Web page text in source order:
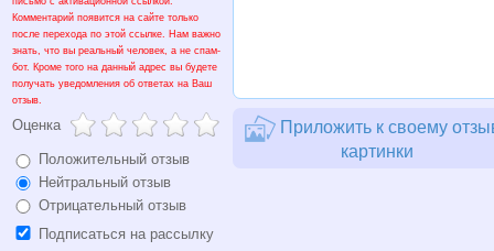
Комментарий появится на сайте только
после перехода по этой ссылке. Нам важно
знать, что вы реальный человек, а не спам-
бот. Кроме того на данный адрес вы будете
получать уведомления об ответах на Ваш
отзыв.
Оценка
Положительный отзыв
Нейтральный отзыв
Отрицательный отзыв
Подписаться на рассылку
Приложить к своему
картинки